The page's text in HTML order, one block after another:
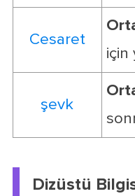
Cesaret
için
şevk
Dizüstü